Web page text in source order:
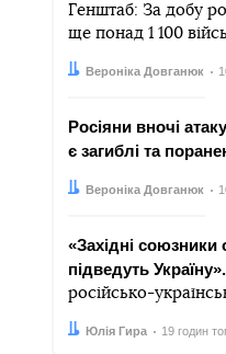
Генштаб: За добу
ще понад 1 100
Автор:
Вероніка Довганюк
Дата:
Росіяни вночі
є загиблі та
Автор:
Вероніка Довганюк
Дата:
«Західні союзники
підведуть Україну».
російсько-
Автор:
Юлія Гира
Дата: 19 годин